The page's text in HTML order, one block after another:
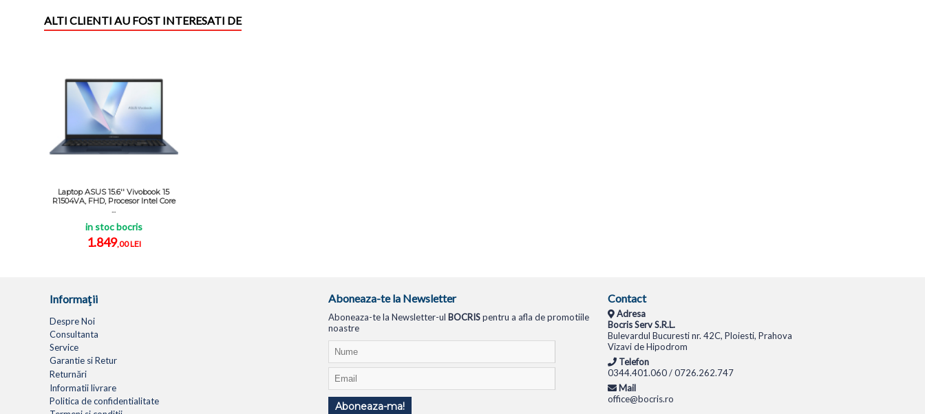
ALTI CLIENTI AU FOST INTERESATI DE
Laptop ASUS 15.6'' Vivobook 15
R1504VA, FHD, Procesor Intel Core
...
in stoc bocris
1.849,00 LEI
Informaţii
Despre Noi
Consultanta
Service
Garantie si Retur
Returnări
Informatii livrare
Politica de confidentialitate
Aboneaza-te la Newsletter
Aboneaza-te la Newsletter-ul BOCRISpentru a afla de promotiile
noastre
Aboneaza-ma!
Contact
Adresa
Bocris Serv S.R.L.
Bulevardul Bucuresti nr. 42C, Ploiesti, Prahova
Vizavi de Hipodrom
Telefon
0344.401.060 / 0726.262.747
Mail
office@bocris.ro